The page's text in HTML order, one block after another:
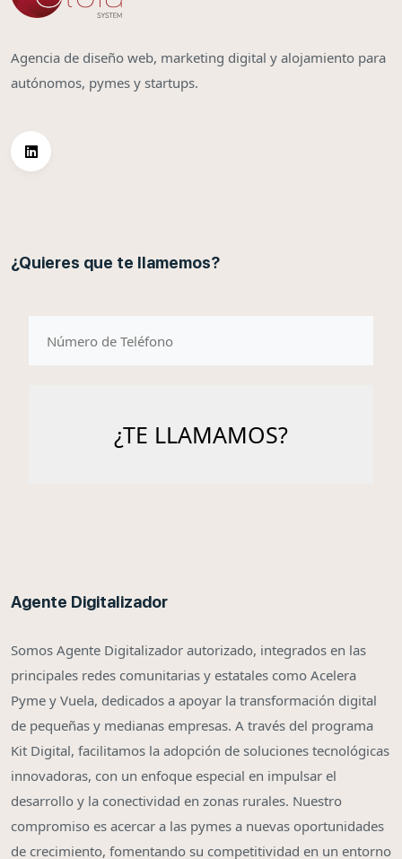
Agencia de diseño web, marketing digital y alojamiento para
autónomos, pymes y startups.
¿Quieres que te llamemos?
Agente Digitalizador
Somos Agente Digitalizador autorizado, integrados en las
principales redes comunitarias y estatales como Acelera
Pyme y Vuela, dedicados a apoyar la transformación digital
de pequeñas y medianas empresas. A través del programa
Kit Digital, facilitamos la adopción de soluciones tecnológicas
innovadoras, con un enfoque especial en impulsar el
desarrollo y la conectividad en zonas rurales. Nuestro
compromiso es acercar a las pymes a nuevas oportunidades
de crecimiento, fomentando su competitividad en un entorno